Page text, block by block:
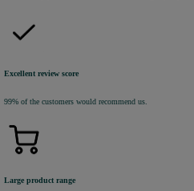
Excellent review score
99% of the customers would recommend us.
Large product range